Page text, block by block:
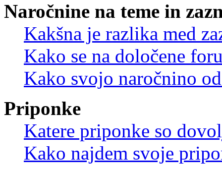
Naročnine na teme in
Kakšna je razlika med
Kako se na določene
Kako svojo naročnino
Priponke
Katere priponke so
Kako najdem svoje